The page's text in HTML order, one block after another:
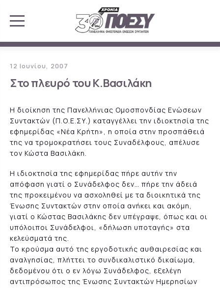
12 Ιουνίου, 2007
Στο πλευρό του Κ.Βασιλάκη
Η διοίκηση της Πανελλήνιας Ομοσπονδίας Ενώσεων
Συντακτών (Π.Ο.Ε.ΣΥ.) καταγγέλλει την ιδιοκτησία της
εφημερίδας «Νέα Κρήτη», η οποία στην προσπάθειά
της να τρομοκρατήσει τους Συναδέλφους, απέλυσε
τον Κώστα Βασιλάκη.
Η ιδιοκτησία της εφημερίδας πήρε αυτήν την
απόφαση γιατί ο Συνάδελφος δεν… πήρε την άδειά
της προκειμένου να ασχοληθεί με τα διοικητικά της
Ένωσης Συντακτών στην οποία ανήκει και ακόμη,
γιατί ο Κώστας Βασιλάκης δεν υπέγραψε, όπως και οι
υπόλοιποι Συνάδελφοι, «δήλωση υποταγής» στα
κελεύσματά της.
Το κρούσμα αυτό της εργοδοτικής αυθαιρεσίας και
αναλγησίας, πλήττει το συνδικαλιστικό δικαίωμα,
δεδομένου ότι ο εν λόγω Συνάδελφος, εξελέγη
αντιπρόσωπος της Ένωσης Συντακτών Ημερησίων